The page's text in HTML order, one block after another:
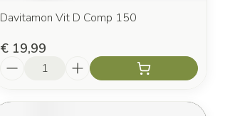
Davitamon Vit D Comp 150
€ 19,99